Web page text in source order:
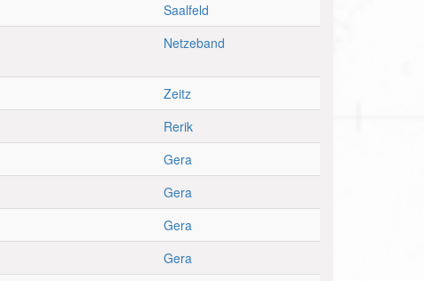
Saalfeld
Netzeband
Zeitz
Rerik
Gera
Gera
Gera
Gera